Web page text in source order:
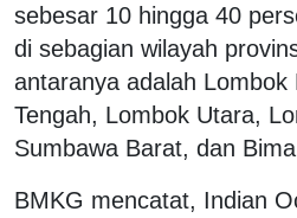
sebesar 10 hingga 40
di sebagian wilayah
antaranya adalah Lombok
Tengah, Lombok Utara,
Sumbawa Barat, dan
BMKG mencatat, Indian